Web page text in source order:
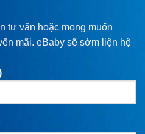
tư vấn hoặc mong muốn
mãi. eBaby sẽ sớm liện hệ